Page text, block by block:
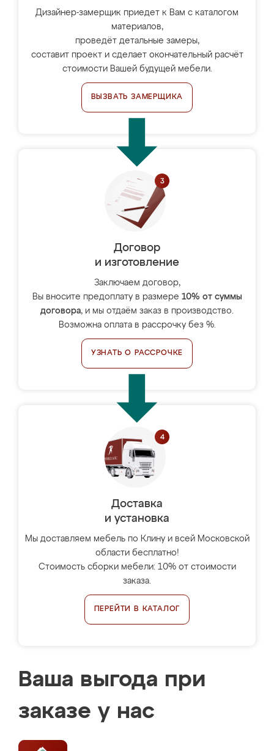
Дизайнер-замерщик приедет к Вам с каталогом
материалов,
проведёт детальные замеры,
составит проект и сделает окончательный расчёт
стоимости Вашей будущей мебели.
ВЫЗВАТЬ ЗАМЕРЩИКА
Договор
и изготовление
Заключаем договор,
Вы вносите предоплату в размере 10% от суммы
договора, и мы отдаём заказ в производство.
Возможна оплата в рассрочку без %.
УЗНАТЬ О РАССРОЧКЕ
Доставка
и установка
Мы доставляем мебель по Клину и всей Московской
области бесплатно!
Стоимость сборки мебели: 10% от стоимости
заказа.
ПЕРЕЙТИ В КАТАЛОГ
Ваша выгода при
заказе у нас